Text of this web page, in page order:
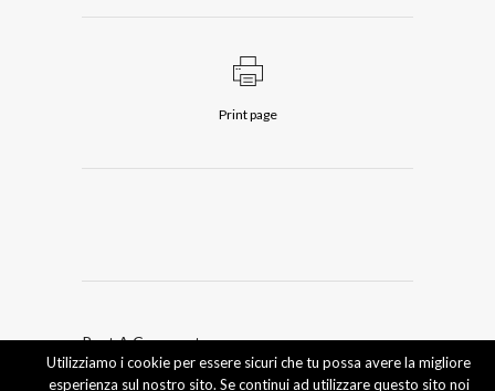
Print page
Post A Comment
Devi essereconnessoper inviare un commento.
Utilizziamo i cookie per essere sicuri che tu possa avere la migliore
esperienza sul nostro sito. Se continui ad utilizzare questo sito noi